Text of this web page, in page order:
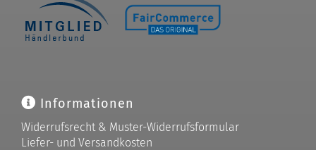
Informationen
Widerrufsrecht & Muster-Widerrufsformular
Liefer- und Versandkosten